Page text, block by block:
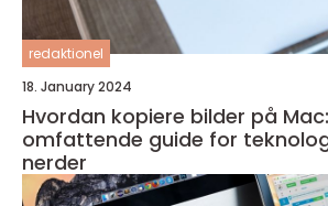
redaktionel
18. January 2024
Hvordan kopiere bilder på
omfattende guide for
nerder